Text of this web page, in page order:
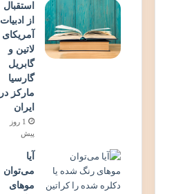
استقبال
از ادبیات
آمریکای
لاتین و
گابریل
گارسیا
مارکز در
ایران
1 روز
پیش
آیا
می‌توان
موهای